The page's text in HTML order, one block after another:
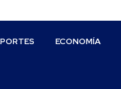
ECONOMÍA